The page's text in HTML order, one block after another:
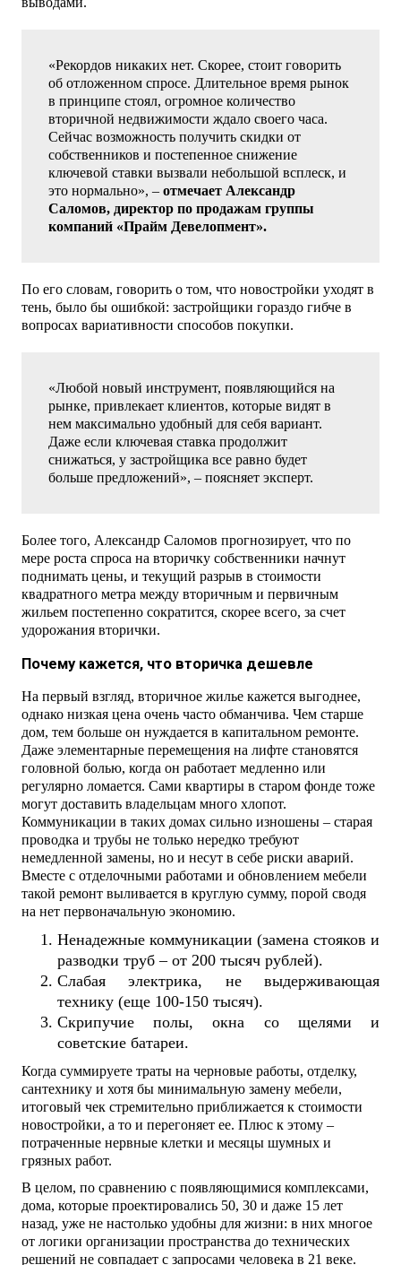
«Рекордов никаких нет. Скорее, стоит говорить
об отложенном спросе. Длительное время рынок
в принципе стоял, огромное количество
вторичной недвижимости ждало своего часа.
Сейчас возможность получить скидки от
собственников и постепенное снижение
ключевой ставки вызвали небольшой всплеск, и
это нормально», – отмечает Александр
Саломов, директор по продажам группы
компаний «Прайм Девелопмент».
По его словам, говорить о том, что новостройки уходят в
тень, было бы ошибкой: застройщики гораздо гибче в
вопросах вариативности способов покупки.
«Любой новый инструмент, появляющийся на
рынке, привлекает клиентов, которые видят в
нем максимально удобный для себя вариант.
Даже если ключевая ставка продолжит
снижаться, у застройщика все равно будет
больше предложений», – поясняет эксперт.
Более того, Александр Саломов прогнозирует, что по
мере роста спроса на вторичку собственники начнут
поднимать цены, и текущий разрыв в стоимости
квадратного метра между вторичным и первичным
жильем постепенно сократится, скорее всего, за счет
удорожания вторички.
Почему кажется, что вторичка дешевле
На первый взгляд, вторичное жилье кажется выгоднее,
однако низкая цена очень часто обманчива. Чем старше
дом, тем больше он нуждается в капитальном ремонте.
Даже элементарные перемещения на лифте становятся
головной болью, когда он работает медленно или
регулярно ломается. Сами квартиры в старом фонде тоже
могут доставить владельцам много хлопот.
Коммуникации в таких домах сильно изношены – старая
проводка и трубы не только нередко требуют
немедленной замены, но и несут в себе риски аварий.
Вместе с отделочными работами и обновлением мебели
такой ремонт выливается в круглую сумму, порой сводя
на нет первоначальную экономию.
Ненадежные коммуникации (замена стояков и
разводки труб – от 200 тысяч рублей).
Слабая электрика, не выдерживающая
технику (еще 100-150 тысяч).
Скрипучие полы, окна со щелями и
советские батареи.
Когда суммируете траты на черновые работы, отделку,
сантехнику и хотя бы минимальную замену мебели,
итоговый чек стремительно приближается к стоимости
новостройки, а то и перегоняет ее. Плюс к этому –
потраченные нервные клетки и месяцы шумных и
грязных работ.
В целом, по сравнению с появляющимися комплексами,
дома, которые проектировались 50, 30 и даже 15 лет
назад, уже не настолько удобны для жизни: в них многое
от логики организации пространства до технических
решений не совпадает с запросами человека в 21 веке.